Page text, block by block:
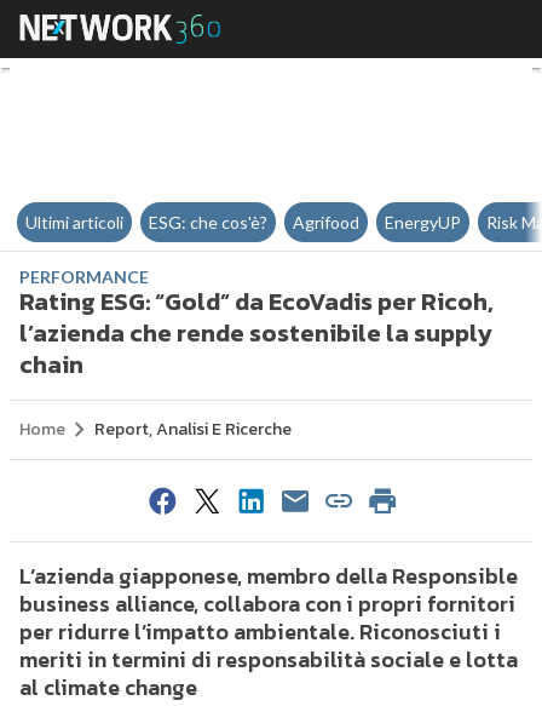
Rating ESG: “Gold” da
Ultimi articoli ESG: che cos'è? Agrifood EnergyUP Risk
PERFORMANCE
Rating ESG: “Gold” da EcoVadis per Ricoh,
l’azienda che rende sostenibile la supply
chain
Home Report, Analisi E Ricerche
L’azienda giapponese, membro della Responsible
business alliance, collabora con i propri fornitori
per ridurre l’impatto ambientale. Riconosciuti i
meriti in termini di responsabilità sociale e lotta
al climate change